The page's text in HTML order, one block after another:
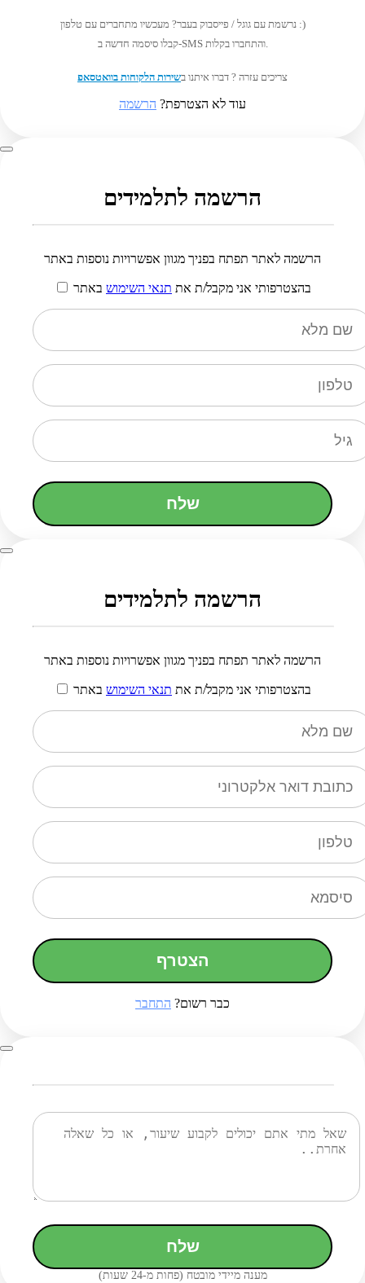
נרשמת עם גוגל / פייסבוק בעבר? מעכשיו מתחברים עם טלפון :)
קבלו סיסמה חדשה ב-SMS והתחברו בקלות.
צריכים עזרה ? דברו איתנו בשירות הלקוחות בוואטסאפ
עוד לא הצטרפת? הרשמה
הרשמה לתלמידים
הרשמה לאתר תפתח בפניך מגוון אפשרויות נוספות באתר
בהצטרפותי אני מקבל/ת את תנאי השימוש באתר
שלח
הרשמה לתלמידים
הרשמה לאתר תפתח בפניך מגוון אפשרויות נוספות באתר
בהצטרפותי אני מקבל/ת את תנאי השימוש באתר
הצטרף
כבר רשום? התחבר
שלח
מענה מיידי מובטח (פחות מ-24 שעות)